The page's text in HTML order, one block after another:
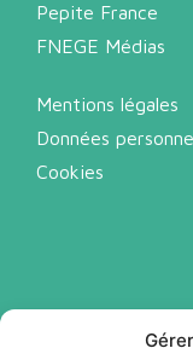
Pepite France
FNEGE Médias
Mentions légales
Données
Cookies